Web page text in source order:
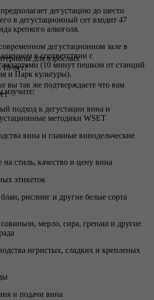
дегустацию до шести
в дегустационный сет входит 47
крепкого алкоголя.
дегустационном зале в
в соответствии с
(10 минут пешком от станций
и Парк культуры).
изучите:
подход к дегустации вина и
методики WSET
вина и главные винодельческие
стиль, качество и цену вина
этикеток
рислинг и другие белые сорта
мерло, сира, гренаш и другие
игристых, сладких и крепленых
и подачи вина
для взрослых
лет?
вы так же подтверждаете что вам